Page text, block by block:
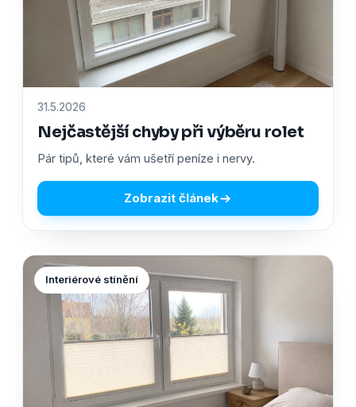
31.5.2026
Nejčastější chyby při výběru rolet
Pár tipů, které vám ušetří peníze i nervy.
Zobrazit článek
Interiérové stínění